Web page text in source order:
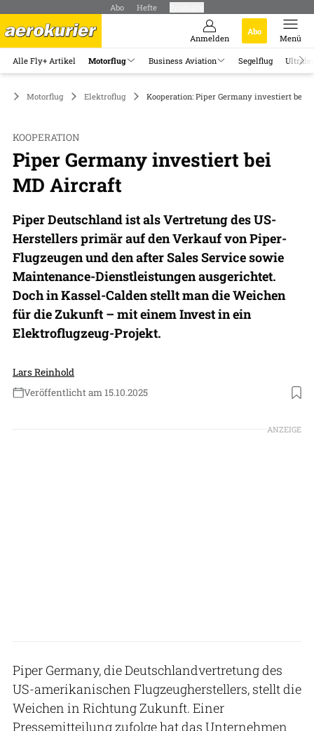
Abo Hefte
Anmelden
Abo
Menü
Alle Fly+ Artikel Motorflug Business Aviation Segelflug
Motorflug Elektroflug Kooperation: Piper Germany investiert bei
KOOPERATION
Piper Germany investiert bei
MD Aircraft
Piper Deutschland ist als Vertretung des US-
Herstellers primär auf den Verkauf von Piper-
Flugzeugen und den after Sales Service sowie
Maintenance-Dienstleistungen ausgerichtet.
Doch in Kassel-Calden stellt man die Weichen
für die Zukunft – mit einem Invest in ein
Elektroflugzeug-Projekt.
Lars Reinhold
Veröffentlicht am 15.10.2025
Foto: MD Aircraft
ANZEIGE
Piper Germany, die Deutschlandvertretung des
US-amerikanischen Flugzeugherstellers, stellt die
Weichen in Richtung Zukunft. Einer
Pressemitteilung zufolge hat das Unternehmen